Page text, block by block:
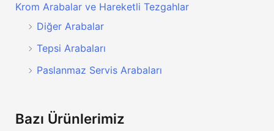
Krom Arabalar ve Hareketli Tezgahlar
Diğer Arabalar
Tepsi Arabaları
Paslanmaz Servis Arabaları
Bazı Ürünlerimiz